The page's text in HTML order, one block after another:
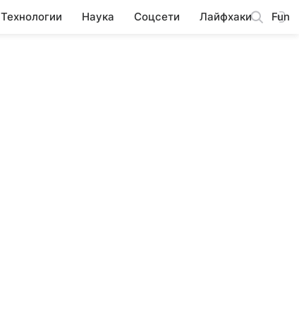
Технологии Наука Соцсети Лайфхаки Fun